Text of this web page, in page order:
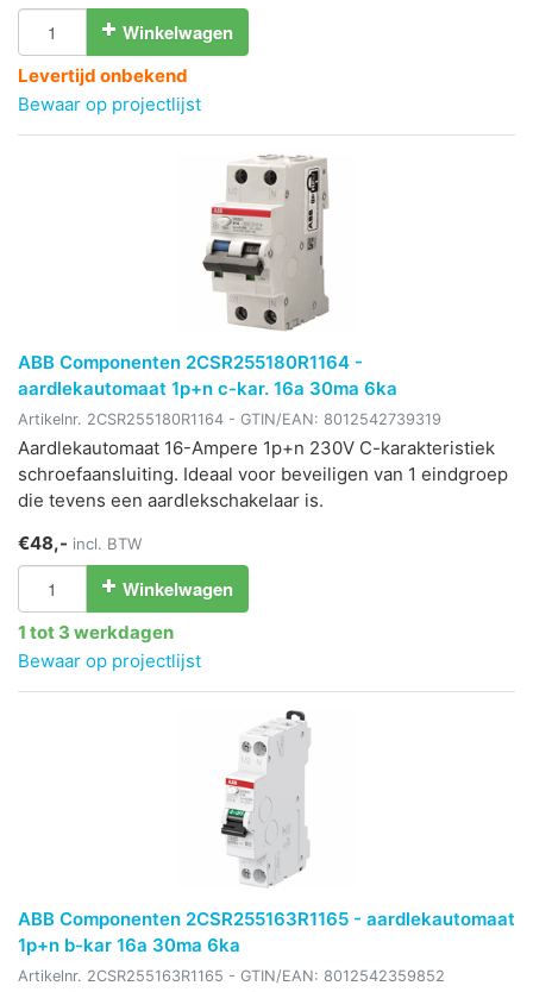
Winkelwagen
Levertijd onbekend
Bewaar op projectlijst
ABB Componenten 2CSR255180R1164 -
aardlekautomaat 1p+n c-kar. 16a 30ma 6ka
Artikelnr. 2CSR255180R1164 - GTIN/EAN: 8012542739319
Aardlekautomaat 16-Ampere 1p+n 230V C-karakteristiek
schroefaansluiting. Ideaal voor beveiligen van 1 eindgroep
die tevens een aardlekschakelaar is.
€48,- incl. BTW
Winkelwagen
1 tot 3 werkdagen
Bewaar op projectlijst
ABB Componenten 2CSR255163R1165 - aardlekautomaat
1p+n b-kar 16a 30ma 6ka
Artikelnr. 2CSR255163R1165 - GTIN/EAN: 8012542359852